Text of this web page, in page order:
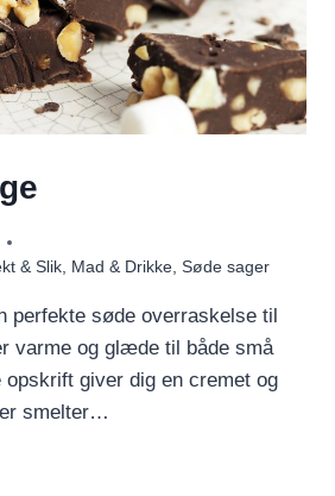
& Slik, Mad & Drikke, Søde sager
perfekte søde overraskelse til
varme og glæde til både små
opskrift giver dig en cremet og
smelter…